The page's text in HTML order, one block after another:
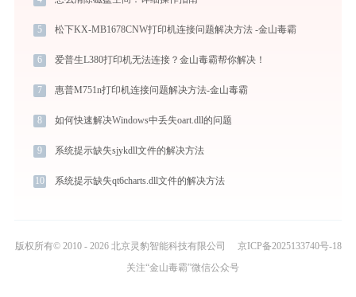
5 松下KX-MB1678CNW打印机连接问题解决方法 -金山毒霸
6 爱普生L380打印机无法连接？金山毒霸帮你解决！
7 惠普M751n打印机连接问题解决方法-金山毒霸
8 如何快速解决Windows中丢失oart.dll的问题
9 系统提示缺失sjykdll文件的解决方法
10 系统提示缺失qt6charts.dll文件的解决方法
版权所有© 2010 - 2026 北京灵豹智能科技有限公司
京ICP备2025133740号-18
关注“金山毒霸”微信公众号